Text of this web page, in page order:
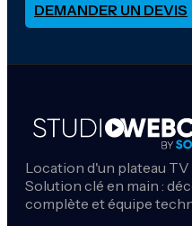
DEMANDER UN DEVIS
Location d'un plateau
Solution clé en main :
complète et équipe